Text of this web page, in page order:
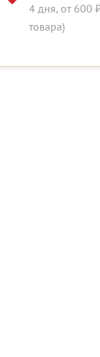
4 дня, от 600
товара)